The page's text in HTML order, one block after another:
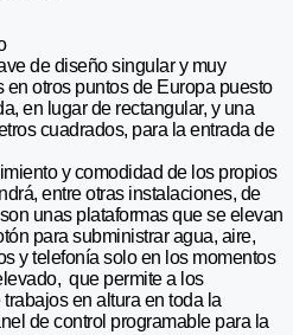
de diseño singular y muy
en otros puntos de Europa puesto
en lugar de rectangular, y una
cuadrados, para la entrada de
y comodidad de los propios
entre otras instalaciones, de
unas plataformas que se elevan
para subministrar agua, aire,
y telefonía solo en los momentos
que permite a los
en altura en toda la
de control programable para la